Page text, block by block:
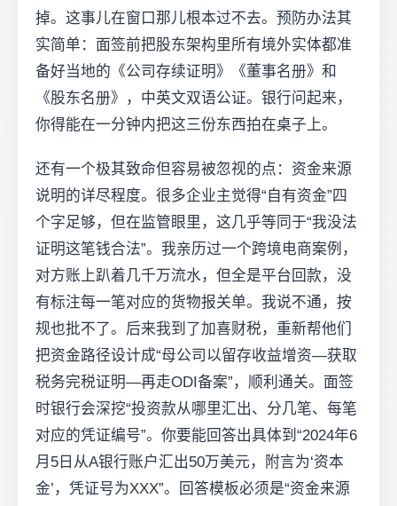
掉。这事儿在窗口那儿根本过不去。预防办法其
实简单：面签前把股东架构里所有境外实体都准
备好当地的《公司存续证明》《董事名册》和
《股东名册》，中英文双语公证。银行问起来，
你得能在一分钟内把这三份东西拍在桌子上。
还有一个极其致命但容易被忽视的点：资金来源
说明的详尽程度。很多企业主觉得“自有资金”四
个字足够，但在监管眼里，这几乎等同于“我没法
证明这笔钱合法”。我亲历过一个跨境电商案例，
对方账上趴着几千万流水，但全是平台回款，没
有标注每一笔对应的货物报关单。我说不通，按
规也批不了。后来我到了加喜财税，重新帮他们
把资金路径设计成“母公司以留存收益增资—获取
税务完税证明—再走ODI备案”，顺利通关。面签
时银行会深挖“投资款从哪里汇出、分几笔、每笔
对应的凭证编号”。你要能回答出具体到“2024年6
月5日从A银行账户汇出50万美元，附言为‘资本
金’，凭证号为XXX”。回答模板必须是“资金来源